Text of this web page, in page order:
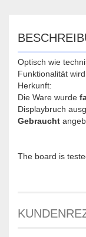
Optisch wie
Funktionalität
Herkunft:
Die Ware wurde
Displaybruch
Gebraucht
The board is